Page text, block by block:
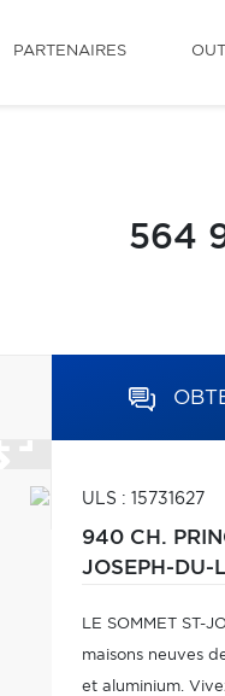
PARTENAIRES
564
ULS : 15731627
940 CH.
JOSEPH-DU-
LE SOMMET ST-
maisons neuves
et aluminium.